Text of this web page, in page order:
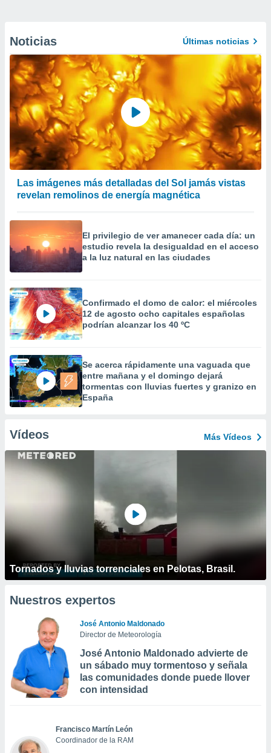
Noticias Últimas noticias
Las imágenes más detalladas del Sol jamás vistas
revelan remolinos de energía magnética
El privilegio de ver amanecer cada día: un
estudio revela la desigualdad en el acceso
a la luz natural en las ciudades
Confirmado el domo de calor: el miércoles
12 de agosto ocho capitales españolas
podrían alcanzar los 40 ºC
Se acerca rápidamente una vaguada que
entre mañana y el domingo dejará
tormentas con lluvias fuertes y granizo en
España
Vídeos Más Vídeos
Tornados y lluvias torrenciales en Pelotas, Brasil.
Nuestros expertos
José Antonio Maldonado
Director de Meteorología
José Antonio Maldonado advierte de
un sábado muy tormentoso y señala
las comunidades donde puede llover
con intensidad
Francisco Martín León
Coordinador de la RAM